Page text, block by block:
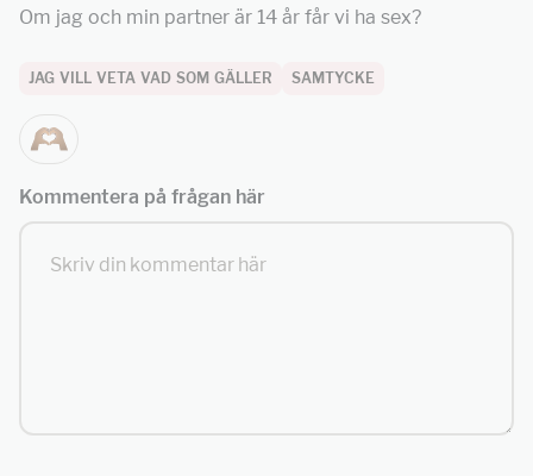
Om jag och min partner är 14 år får vi ha sex?
JAG VILL VETA VAD SOM GÄLLER SAMTYCKE
Kommentera på frågan här